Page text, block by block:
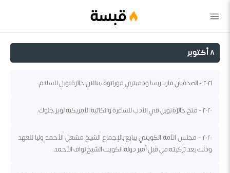
قبسة
٨ أكتوبر
٢٠٢١ - الصحفيان ماريا ريسا ودميتري موراتوف ينالان جائزة نوبل للسلام.
٢٠٢٠ - منح جائزة نوبل في الأدب للشاعرة والكاتبة الأمريكية لويز جلوك.
٢٠٢٠ - مجلس الأمة الكويتي يبايع بالإجماع الشيخ مشعل الأحمد وليا للعهد
وذلك بعد تزكيته من قبل أمير دولة الكويت الشيخ نواف الأحمد.